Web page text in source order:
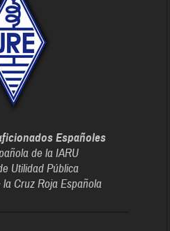
Españoles
de la IARU
Utilidad Pública
Cruz Roja Española